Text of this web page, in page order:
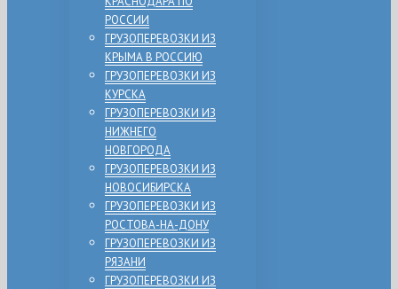
РОССИИ
ГРУЗОПЕРЕВОЗКИ ИЗ
КРЫМА В РОССИЮ
ГРУЗОПЕРЕВОЗКИ ИЗ
КУРСКА
ГРУЗОПЕРЕВОЗКИ ИЗ
НИЖНЕГО
НОВГОРОДА
ГРУЗОПЕРЕВОЗКИ ИЗ
НОВОСИБИРСКА
ГРУЗОПЕРЕВОЗКИ ИЗ
РОСТОВА-НА-ДОНУ
ГРУЗОПЕРЕВОЗКИ ИЗ
РЯЗАНИ
ГРУЗОПЕРЕВОЗКИ ИЗ